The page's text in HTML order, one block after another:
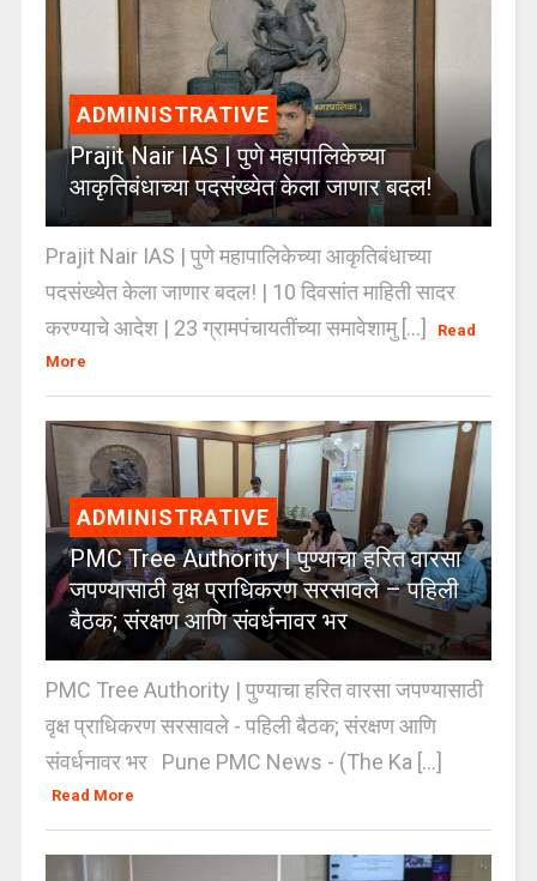
ADMINISTRATIVE
Prajit Nair IAS | पुणे महापालिकेच्या
आकृतिबंधाच्या पदसंख्येत केला जाणार बदल!
Prajit Nair IAS | पुणे महापालिकेच्या आकृतिबंधाच्या
पदसंख्येत केला जाणार बदल! | 10 दिवसांत माहिती सादर
करण्याचे आदेश | 23 ग्रामपंचायतींच्या समावेशामु [...]
Read
More
ADMINISTRATIVE
PMC Tree Authority | पुण्याचा हरित वारसा
जपण्यासाठी वृक्ष प्राधिकरण सरसावले – पहिली
बैठक; संरक्षण आणि संवर्धनावर भर
PMC Tree Authority | पुण्याचा हरित वारसा जपण्यासाठी
वृक्ष प्राधिकरण सरसावले - पहिली बैठक; संरक्षण आणि
संवर्धनावर भर Pune PMC News - (The Ka [...]
Read More